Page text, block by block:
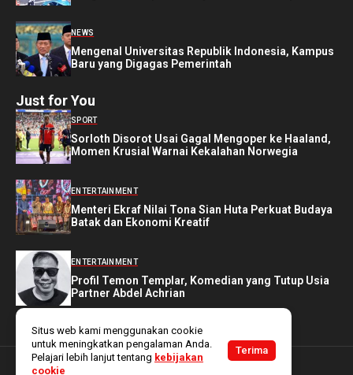
NEWS
Mengenal Universitas Republik Indonesia, Kampus
Baru yang Digagas Pemerintah
Just for You
SPORT
Sorloth Disorot Usai Gagal Mengoper ke Haaland,
Momen Krusial Warnai Kekalahan Norwegia
ENTERTAINMENT
Menteri Ekraf Nilai Tona Sian Huta Perkuat Budaya
Batak dan Ekonomi Kreatif
ENTERTAINMENT
Profil Temon Templar, Komedian yang Tutup Usia
Partner Abdel Achrian
Situs web kami menggunakan cookie
untuk meningkatkan pengalaman Anda.
Pelajari lebih lanjut tentang kebijakan
cookie
Terima